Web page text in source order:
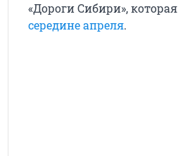
«Дороги Сибири», которая
середине апреля.